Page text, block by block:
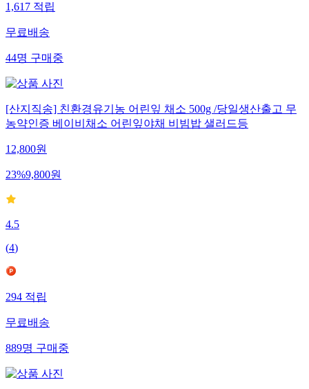
1,617적립
무료배송
44명구매중
[산지직송] 친환경유기농 어린잎 채소 500g /당일생산출고 무
농약인증 베이비채소 어린잎야채 비빔밥 샐러드등
12,800원
23%9,800원
4.5
(4)
294적립
무료배송
889명구매중